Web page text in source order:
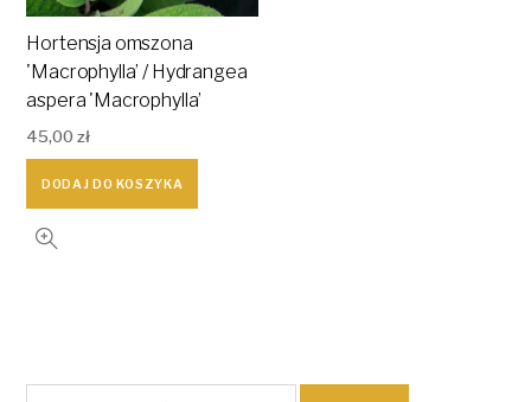
Hortensja omszona
'Macrophylla’ / Hydrangea
aspera 'Macrophylla’
45,00zł
DODAJ DO KOSZYKA
Szukaj: